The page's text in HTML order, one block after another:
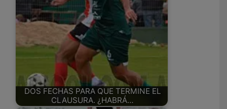
DOS FECHAS PARA QUE TERMINE EL
CLAUSURA. ¿HABRÁ…